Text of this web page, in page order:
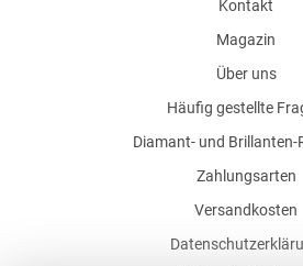
Kontakt
Magazin
Über uns
Häufig gestellte
Diamant- und Brillanten-
Zahlungsarten
Versandkosten